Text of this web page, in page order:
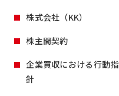
株式会社（KK）
株主間契約
企業買収における行動指
針